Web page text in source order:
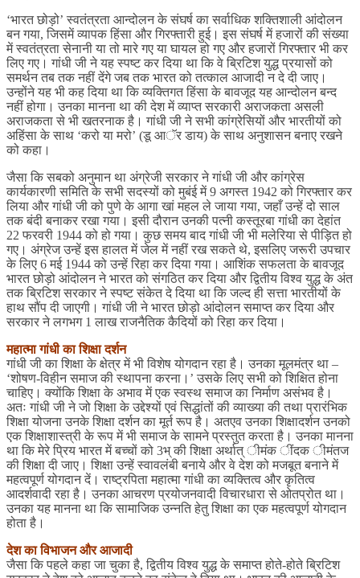
‘भारत छोड़ो’ स्वतंत्रता आन्दोलन के संघर्ष का सर्वाधिक शक्तिशाली आंदोलन
बन गया, जिसमें व्यापक हिंसा और गिरफ्तारी हुई। इस संघर्ष में हजारों की संख्या
में स्वतंत्रता सेनानी या तो मारे गए या घायल हो गए और हजारों गिरफ्तार भी कर
लिए गए। गांधी जी ने यह स्पष्ट कर दिया था कि वे ब्रिटिश युद्ध प्रयासों को
समर्थन तब तक नहीं देंगे जब तक भारत को तत्काल आजादी न दे दी जाए।
उन्होंने यह भी कह दिया था कि व्यक्तिगत हिंसा के बावजूद यह आन्दोलन बन्द
नहीं होगा। उनका मानना था की देश में व्याप्त सरकारी अराजकता असली
अराजकता से भी खतरनाक है। गांधी जी ने सभी कांग्रेसियों और भारतीयों को
अहिंसा के साथ ‘करो या मरो’ (डू आॅर डाय) के साथ अनुशासन बनाए रखने
को कहा।
जैसा कि सबको अनुमान था अंग्रेजी सरकार ने गांधी जी और कांग्रेस
कार्यकारणी समिति के सभी सदस्यों को मुबंई में 9 अगस्त 1942 को गिरफ्तार कर
लिया और गांधी जी को पुणे के आगा खां महल ले जाया गया, जहाँ उन्हें दो साल
तक बंदी बनाकर रखा गया। इसी दौरान उनकी पत्नी कस्तूरबा गांधी का देहांत
22 फरवरी 1944 को हो गया। कुछ समय बाद गांधी जी भी मलेरिया से पीड़ित हो
गए। अंग्रेज उन्हें इस हालत में जेल में नहीं रख सकते थे, इसलिए जरूरी उपचार
के लिए 6 मई 1944 को उन्हें रिहा कर दिया गया। आशिंक सफलता के बावजूद
भारत छोड़ो आंदोलन ने भारत को संगठित कर दिया और द्वितीय विश्व युद्ध के अंत
तक ब्रिटिश सरकार ने स्पष्ट संकेत दे दिया था कि जल्द ही सत्ता भारतीयों के
हाथ सौंप दी जाएगी। गांधी जी ने भारत छोड़ो आंदोलन समाप्त कर दिया और
सरकार ने लगभग 1 लाख राजनैतिक कैदियों को रिहा कर दिया।
महात्मा गांधी का शिक्षा दर्शन
गांधी जी का शिक्षा के क्षेत्र में भी विशेष योगदान रहा है। उनका मूलमंत्र था –
‘शोषण-विहीन समाज की स्थापना करना।’ उसके लिए सभी को शिक्षित होना
चाहिए। क्योंकि शिक्षा के अभाव में एक स्वस्थ समाज का निर्माण असंभव है।
अतः गांधी जी ने जो शिक्षा के उद्देश्यों एवं सिद्धांतों की व्याख्या की तथा प्रारंभिक
शिक्षा योजना उनके शिक्षा दर्शन का मूर्त रूप है। अतएव उनका शिक्षादर्शन उनको
एक शिक्षाशास्त्री के रूप में भी समाज के सामने प्रस्तुत करता है। उनका मानना
था कि मेरे प्रिय भारत में बच्चों को 3भ् की शिक्षा अर्थात् ीमंक ींदक ीमंतज
की शिक्षा दी जाए। शिक्षा उन्हें स्वावलंबी बनाये और वे देश को मजबूत बनाने में
महत्वपूर्ण योगदान दें। राष्ट्रपिता महात्मा गांधी का व्यक्तित्व और कृतित्व
आदर्शवादी रहा है। उनका आचरण प्रयोजनवादी विचारधारा से ओतप्रोत था।
उनका यह मानना था कि सामाजिक उन्नति हेतु शिक्षा का एक महत्वपूर्ण योगदान
होता है।
देश का विभाजन और आजादी
जैसा कि पहले कहा जा चुका है, द्वितीय विश्व युद्ध के समाप्त होते-होते ब्रिटिश